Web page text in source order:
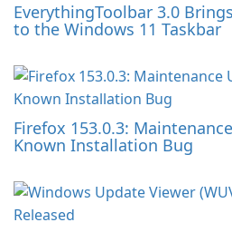
EverythingToolbar 3.0
to the Windows 11 Taskbar
Firefox 153.0.3:
Known Installation Bug